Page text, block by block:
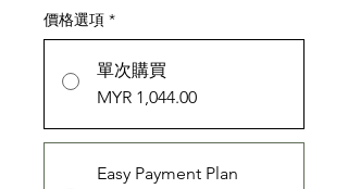
價格選項 *
單次購買
MYR 1,044.00
Easy Payment Plan